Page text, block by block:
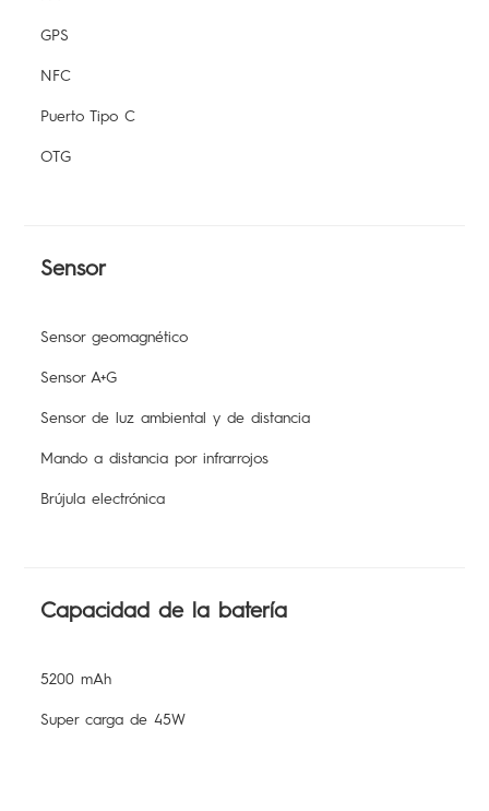
GPS
NFC
Puerto Tipo C
OTG
Sensor
Sensor geomagnético
Sensor A+G
Sensor de luz ambiental y de distancia
Mando a distancia por infrarrojos
Brújula electrónica
Capacidad de la batería
5200 mAh
Super carga de 45W